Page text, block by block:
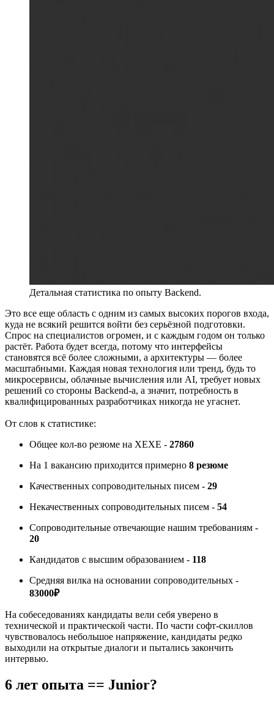
Детальная статистика по опыту Backend.
Это все еще область с одним из самых высоких порогов входа,
куда не всякий решится войти без серьёзной подготовки.
Спрос на специалистов огромен, и с каждым годом он только
растёт. Работа будет всегда, потому что интерфейсы
становятся всё более сложными, а архитектуры — более
масштабными. Каждая новая технология или тренд, будь то
микросервисы, облачные вычисления или AI, требует новых
решений со стороны Backend-а, а значит, потребность в
квалифицированных разработчиках никогда не угаснет.
От слов к статистике:
Общее кол-во резюме на ХЕХЕ - 27860
На 1 вакансию приходится примерно 8 резюме
Качественных сопроводительных писем - 29
Некачественных сопроводительных писем - 54
Сопроводительные отвечающие нашим требованиям -
20
Кандидатов с высшим образованием - 118
Средняя вилка на основании сопроводительных -
83000₽
На собеседованиях кандидаты вели себя уверено в
технической и практической части. По части софт-скиллов
чувствовалось небольшое напряжение, кандидаты редко
выходили на открытые диалоги и пытались закончить
интервью.
6 лет опыта == Junior?